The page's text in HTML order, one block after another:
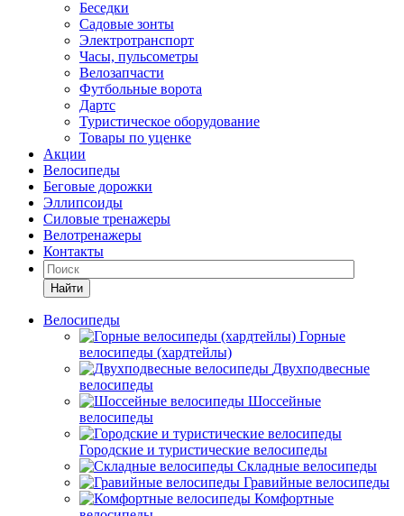
Беседки
Садовые зонты
Электротранспорт
Часы, пульсометры
Велозапчасти
Футбольные ворота
Дартс
Туристическое оборудование
Товары по уценке
Акции
Велосипеды
Беговые дорожки
Эллипсоиды
Силовые тренажеры
Велотренажеры
Контакты
Найти
Велосипеды
Горные
велосипеды (хардтейлы)
Двухподвесные
велосипеды
Шоссейные
велосипеды
Городские и туристические велосипеды
Складные велосипеды
Гравийные велосипеды
Комфортные